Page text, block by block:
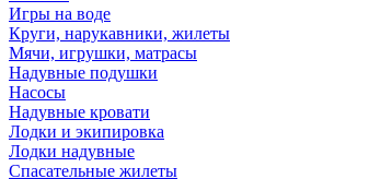
Игры на воде
Круги, нарукавники, жилеты
Мячи, игрушки, матрасы
Надувные подушки
Насосы
Надувные кровати
Лодки и экипировка
Лодки надувные
Спасательные жилеты